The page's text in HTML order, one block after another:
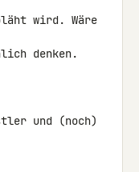
wird. Wäre
denken.
und (noch)